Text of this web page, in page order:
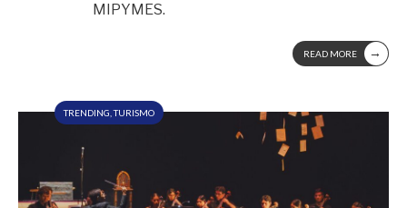
MIPYMES.
READ MORE →
TRENDING ,TURISMO